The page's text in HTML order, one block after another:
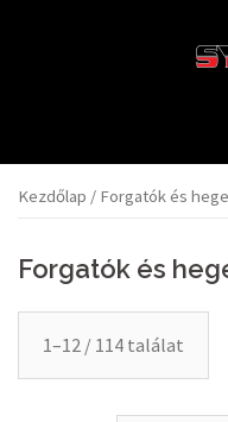
Kezdőlap / Forgatók és
Forgatók és
1–12 / 114 találat